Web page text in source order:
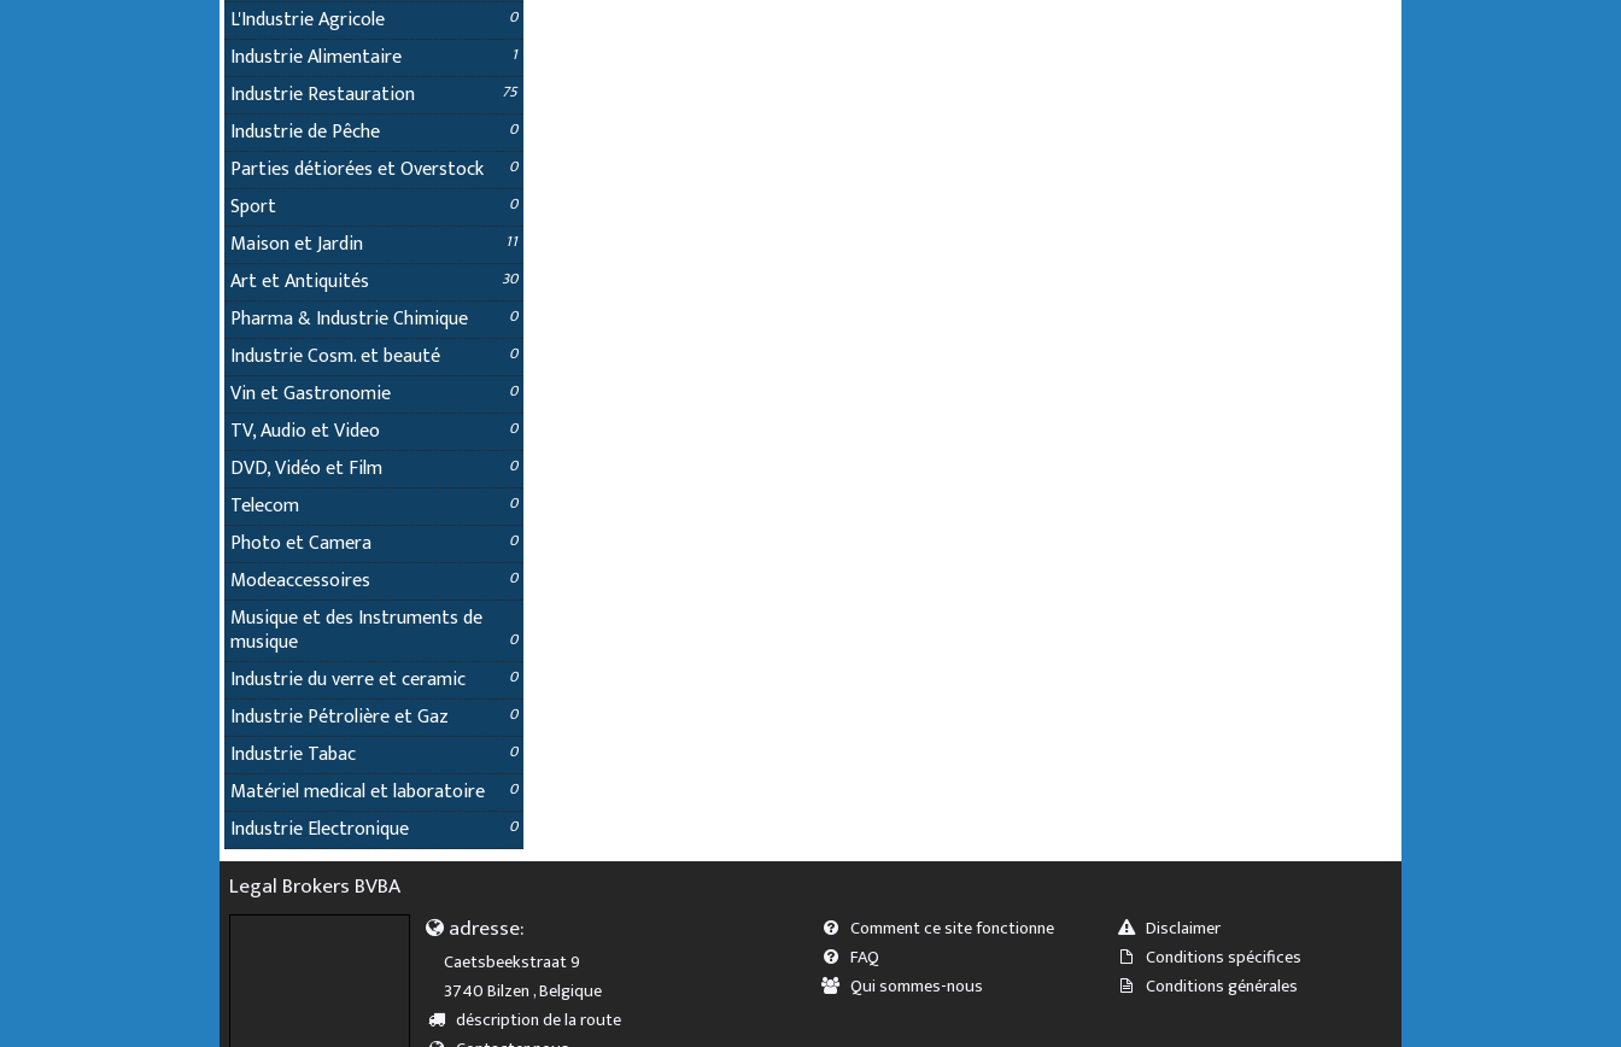
L'Industrie Agricole 0
Industrie Alimentaire 1
Industrie Restauration 75
Industrie de Pêche 0
Parties détiorées et Overstock 0
Sport 0
Maison et Jardin 11
Art et Antiquités 30
Pharma & Industrie Chimique 0
Industrie Cosm. et beauté 0
Vin et Gastronomie 0
TV, Audio et Video 0
DVD, Vidéo et Film 0
Telecom 0
Photo et Camera 0
Modeaccessoires 0
Musique et des Instruments de
musique 0
Industrie du verre et ceramic 0
Industrie Pétrolière et Gaz 0
Industrie Tabac 0
Matériel medical et laboratoire 0
Industrie Electronique 0
Legal Brokers BVBA
adresse:
Caetsbeekstraat 9
3740 Bilzen , Belgique
déscription de la route
Comment ce site fonctionne
FAQ
Qui sommes-nous
Disclaimer
Conditions spécifices
Conditions générales